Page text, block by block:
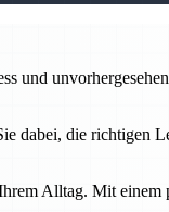
und
dabei, die richtigen
Alltag. Mit einem